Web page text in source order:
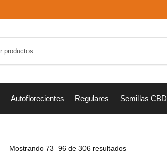
Autoflorecientes Regulares Semillas CBD
Mostrando 73–96 de 306 resultados